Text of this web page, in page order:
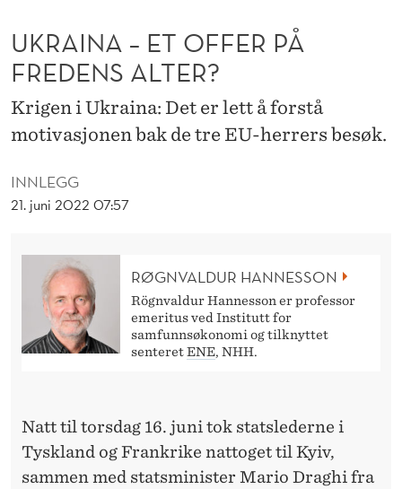
O
F
F
E
R
P
INNLEGG
21. juni 2022 07:57
UKRAINA – ET OFFER PÅ
FREDENS ALTER?
Krigen i Ukraina: Det er lett å forstå
motivasjonen bak de tre EU-herrers besøk.
RØGNVALDUR HANNESSON
Rögnvaldur Hannesson er professor
emeritus ved Institutt for
samfunnsøkonomi og tilknyttet
senteretENE, NHH.
Natt til torsdag 16. juni tok statslederne i
Tyskland og Frankrike nattoget til Kyiv,
sammen med statsminister Mario Draghi fra